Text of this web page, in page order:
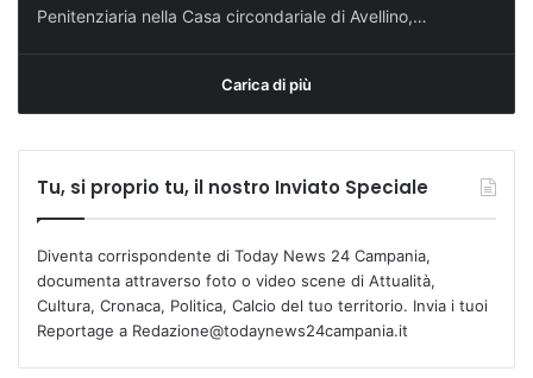
Penitenziaria nella Casa circondariale di Avellino,…
Carica di più
Tu, si proprio tu, il nostro Inviato Speciale
Diventa corrispondente di Today News 24 Campania,
documenta attraverso foto o video scene di Attualità,
Cultura, Cronaca, Politica, Calcio del tuo territorio. Invia i tuoi
Reportage a Redazione@todaynews24campania.it